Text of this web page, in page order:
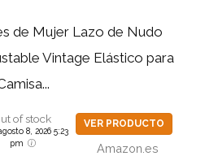
de Mujer Lazo de Nudo
Vintage Elástico para
of stock
8, 2026 5:23
pm
VER PRODUCTO
Amazon.es